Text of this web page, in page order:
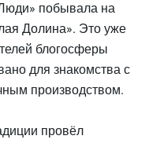
побывала на
Долина». Это уже
блогосферы
для знакомства с
производством.
провёл